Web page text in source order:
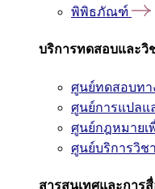
พิพิธภัณฑ์
บริการทดสอบและวิ
ศูนย์ทดสอบทา
ศูนย์การแปลแ
ศูนย์กฎหมายเ
ศูนย์บริการวิช
สารสนเทศและการ